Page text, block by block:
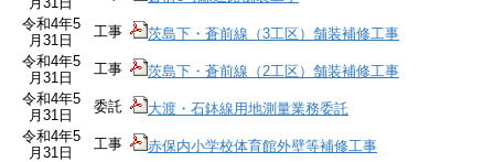
令和4年5
月31日
工事
茨島下・蒼前線（3工区）舗装補修工事
令和4年5
月31日
工事
茨島下・蒼前線（2工区）舗装補修工事
令和4年5
月31日
委託
大渡・石鉢線用地測量業務委託
令和4年5
月31日
工事
赤保内小学校体育館外壁等補修工事